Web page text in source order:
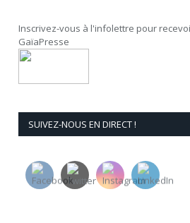
Inscrivez-vous à l'infolettre pour
GaïaPresse
SUIVEZ-NOUS EN DIRECT !